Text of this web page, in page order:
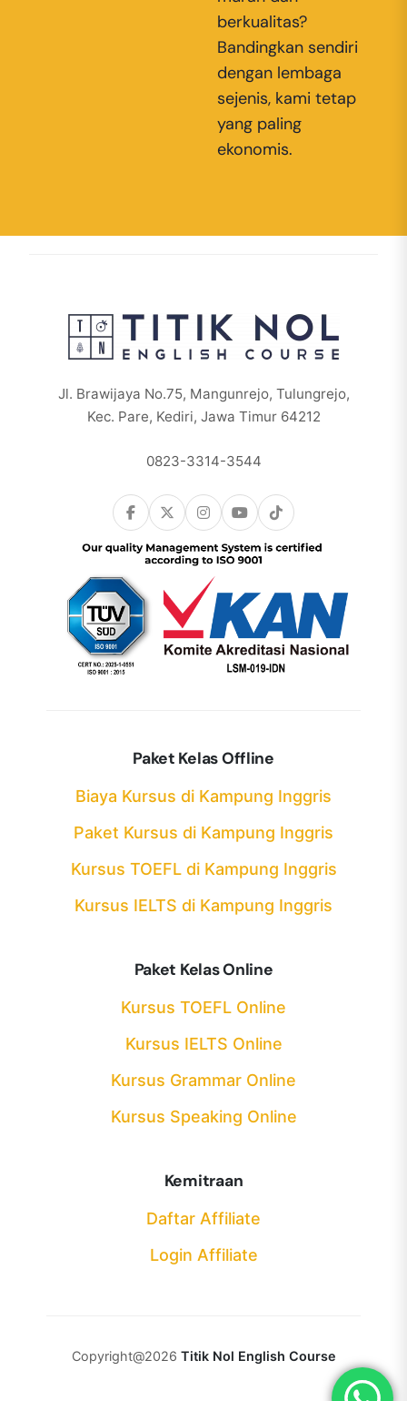
berkualitas?
Bandingkan sendiri
dengan lembaga
sejenis, kami tetap
yang paling
ekonomis.
Jl. Brawijaya No.75, Mangunrejo, Tulungrejo,
Kec. Pare, Kediri, Jawa Timur 64212
0823-3314-3544
Paket Kelas Offline
Biaya Kursus di Kampung Inggris
Paket Kursus di Kampung Inggris
Kursus TOEFL di Kampung Inggris
Kursus IELTS di Kampung Inggris
Paket Kelas Online
Kursus TOEFL Online
Kursus IELTS Online
Kursus Grammar Online
Kursus Speaking Online
Kemitraan
Daftar Affiliate
Login Affiliate
Copyright@2026 Titik Nol English Course